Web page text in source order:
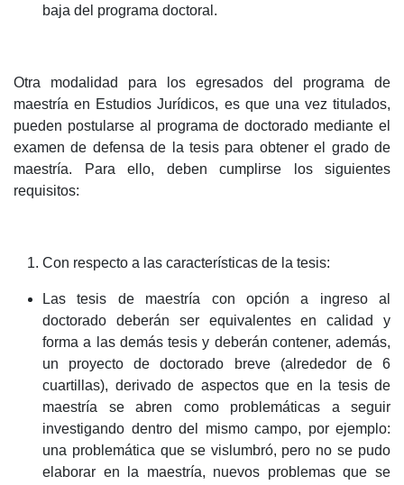
baja del programa doctoral.
Otra modalidad para los egresados del programa de
maestría en Estudios Jurídicos, es que una vez titulados,
pueden postularse al programa de doctorado mediante el
examen de defensa de la tesis para obtener el grado de
maestría. Para ello, deben cumplirse los siguientes
requisitos:
Con respecto a las características de la tesis:
Las tesis de maestría con opción a ingreso al
doctorado deberán ser equivalentes en calidad y
forma a las demás tesis y deberán contener, además,
un proyecto de doctorado breve (alrededor de 6
cuartillas), derivado de aspectos que en la tesis de
maestría se abren como problemáticas a seguir
investigando dentro del mismo campo, por ejemplo:
una problemática que se vislumbró, pero no se pudo
elaborar en la maestría, nuevos problemas que se